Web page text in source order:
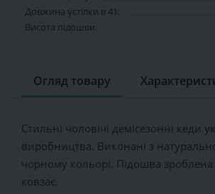
Довжина устілки в 41:
Висота підошви:
Огляд товару
Стильні чоловічі демісезонні кеди
виробництва. Виконані з
чорному кольорі. Підошва зроблена
ковзає.